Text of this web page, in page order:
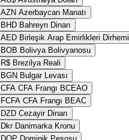
AZN Azerbaycan Manatı
BHD Bahreyn Dinarı
AED Birleşik Arap Emirlikleri Dirhemi
BOB Bolivya Bolivyanosu
R$ Brezilya Reali
BGN Bulgar Levası
CFA CFA Frangı BCEAO
FCFA CFA Frangı BEAC
DZD Cezayir Dinarı
Dkr Danimarka Kronu